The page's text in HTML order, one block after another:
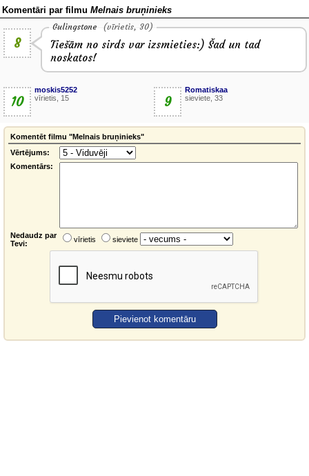
Komentāri par filmu Melnais bruņinieks
8
Gulingstone (vīrietis, 30)
Tiešām no sirds var izsmieties:) Šad un tad
noskatos!
10
moskis5252
vīrietis, 15
9
Romatiskaa
sieviete, 33
Komentēt filmu "Melnais bruņinieks"
Vērtējums:
Komentārs:
Nedaudz par
Tevi:
vīrietis sieviete